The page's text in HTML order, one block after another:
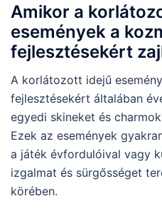
Amikor a
események a
fejlesztésekért
A korlátozott idejű
fejlesztésekért általában
egyedi skineket és
Ezek az események
a játék évfordulóival vagy
izgalmat és sürgősséget
körében.